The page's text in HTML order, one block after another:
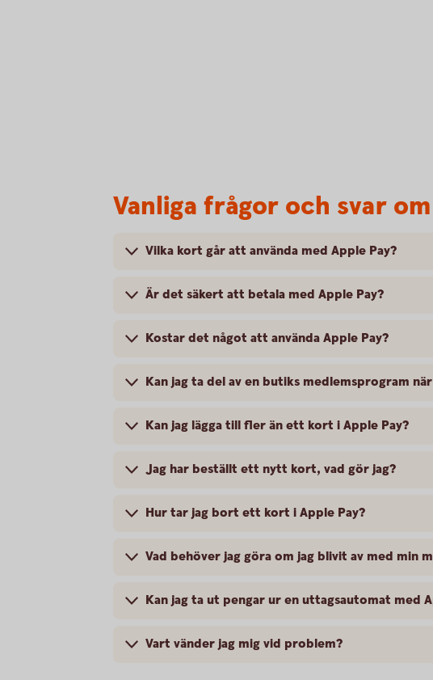
Vanliga frågor och svar
Vilka kort går att använda med Apple Pay?
Är det säkert att betala med Apple Pay?
Kostar det något att använda Apple Pay?
Kan jag ta del av en butiks medlemsprogram
Kan jag lägga till fler än ett kort i Apple Pay?
Jag har beställt ett nytt kort, vad gör jag?
Hur tar jag bort ett kort i Apple Pay?
Vad behöver jag göra om jag blivit av med min
Kan jag ta ut pengar ur en uttagsautomat med
Vart vänder jag mig vid problem?